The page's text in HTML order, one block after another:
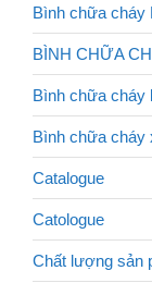
Bình chữa cháy
BÌNH CHỮA
Bình chữa cháy
Bình chữa cháy
Catalogue
Catologue
Chất lượng sản